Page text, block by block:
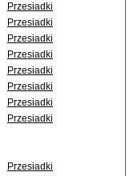
Przesiadki
Przesiadki
Przesiadki
Przesiadki
Przesiadki
Przesiadki
Przesiadki
Przesiadki
Przesiadki